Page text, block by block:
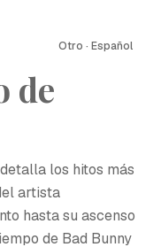
Otro · Español
de
los hitos más
artista
hasta su ascenso
de Bad Bunny